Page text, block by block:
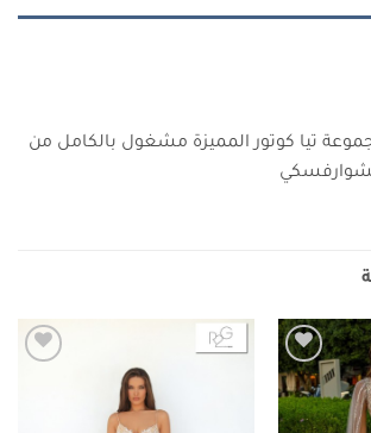
تيا كوتور المميزة مشغول بالكامل من
Add to
wishlist